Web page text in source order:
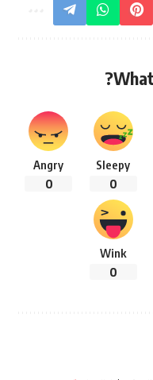
Sleepy
0
Angry
0
Wink
0